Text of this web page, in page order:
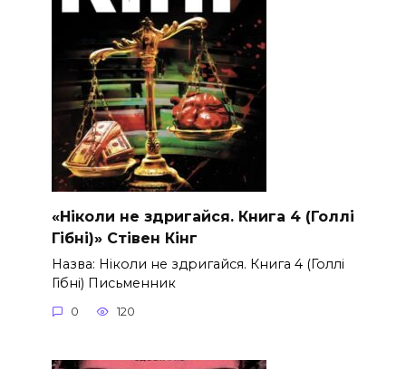
«Ніколи не здригайся. Книга 4 (Голлі
Гібні)» Стівен Кінг
Назва: Ніколи не здригайся. Книга 4 (Голлі
Гібні) Письменник
0 120